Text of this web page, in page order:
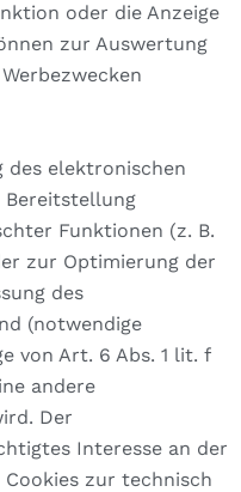
oder die Anzeige
zur Auswertung
des elektronischen
Bereitstellung
Funktionen (z. B.
zur Optimierung der
des
(notwendige
von Art. 6 Abs. 1 lit. f
andere
Der
Interesse an der
zur technisch